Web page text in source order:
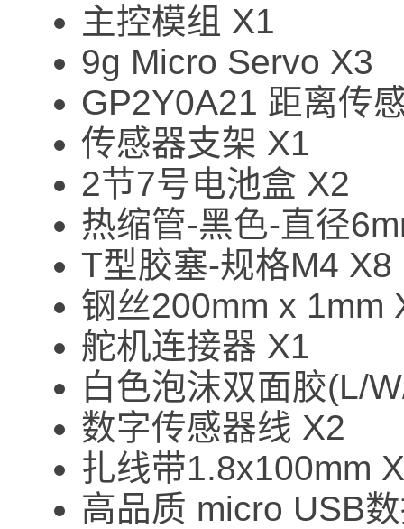
主控模组 X1
9g Micro Servo X3
GP2Y0A21 距离传
传感器支架 X1
2节7号电池盒 X2
热缩管-黑色-直径
T型胶塞-规格M4 X8
钢丝200mm x 1mm
舵机连接器 X1
白色泡沫双面胶(L/
数字传感器线 X2
扎线带1.8x100mm
高品质 micro USB